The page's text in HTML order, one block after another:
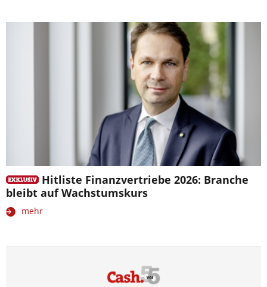
Hitliste Finanzvertriebe 2026: Branche
bleibt auf Wachstumskurs
mehr